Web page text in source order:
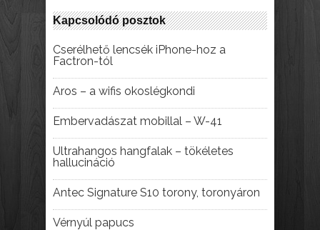
Kapcsolódó posztok
Cserélhető lencsék iPhone-hoz a
Factron-tól
Aros – a wifis okoslégkondi
Embervadászat mobillal – W-41
Ultrahangos hangfalak – tökéletes
hallucináció
Antec Signature S10 torony, toronyáron
Vérnyúl papucs